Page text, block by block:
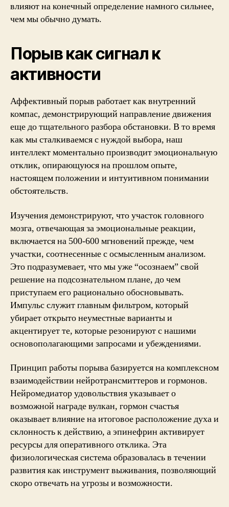
влияют на конечный определение намного сильнее,
чем мы обычно думать.
Порыв как сигнал к
активности
Аффективный порыв работает как внутренний
компас, демонстрирующий направление движения
еще до тщательного разбора обстановки. В то время
как мы сталкиваемся с нуждой выбора, наш
интеллект моментально производит эмоциональную
отклик, опирающуюся на прошлом опыте,
настоящем положении и интуитивном понимании
обстоятельств.
Изучения демонстрируют, что участок головного
мозга, отвечающая за эмоциональные реакции,
включается на 500-600 мгновений прежде, чем
участки, соотнесенные с осмысленным анализом.
Это подразумевает, что мы уже “осознаем” свой
решение на подсознательном плане, до чем
приступаем его рационально обосновывать.
Импульс служит главным фильтром, который
убирает открыто неуместные варианты и
акцентирует те, которые резонируют с нашими
основополагающими запросами и убеждениями.
Принцип работы порыва базируется на комплексном
взаимодействии нейротрансмиттеров и гормонов.
Нейромедиатор удовольствия указывает о
возможной награде вулкан, гормон счастья
оказывает влияние на итоговое расположение духа и
склонность к действию, а эпинефрин активирует
ресурсы для оперативного отклика. Эта
физиологическая система образовалась в течении
развития как инструмент выживания, позволяющий
скоро отвечать на угрозы и возможности.